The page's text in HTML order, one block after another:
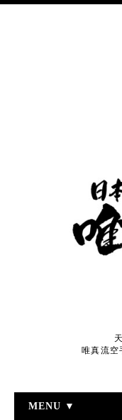
唯真流空
MENU ▼